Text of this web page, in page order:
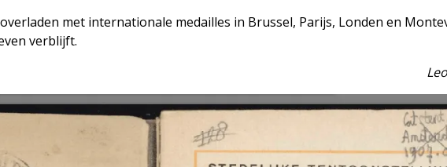
met internationale medailles in Brussel, Parijs, Londen en
verblijft.